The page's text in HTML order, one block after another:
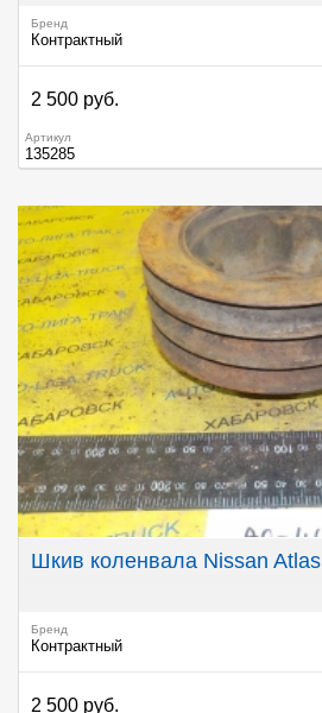
Бренд
Контрактный
2 500 руб.
Артикул
135285
Шкив коленвала Nissan Atlas
Бренд
Контрактный
2 500 руб.